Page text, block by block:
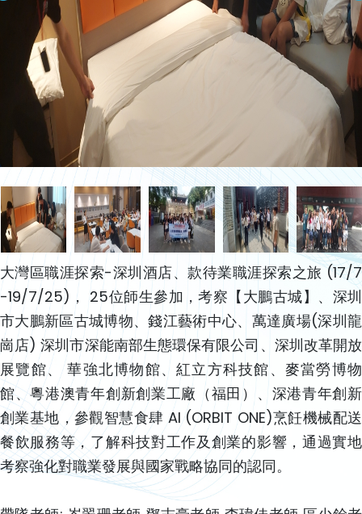
大灣區職涯探索-深圳酒店、款待業職涯探索之旅 (17/7
-19/7/25)， 25位師生參加，考察【大鵬古城】、深圳
市大鵬新區古城博物、錢江藝術中心、萬達廣場(深圳龍
崗店) 深圳市深能南部生態環保有限公司、深圳改革開放
展覽館、 華強北博物館、紅立方科技館、麥當勞博物
館、粵港澳青年創新創業工廠（福田）、深港青年創新
創業基地，參觀智慧食肆 AI (ORBIT ONE)烹飪機械配送
餐飲服務等，了解科技對工作及創業的影響，通過實地
考察強化對職業發展與國家戰略協同的認同。